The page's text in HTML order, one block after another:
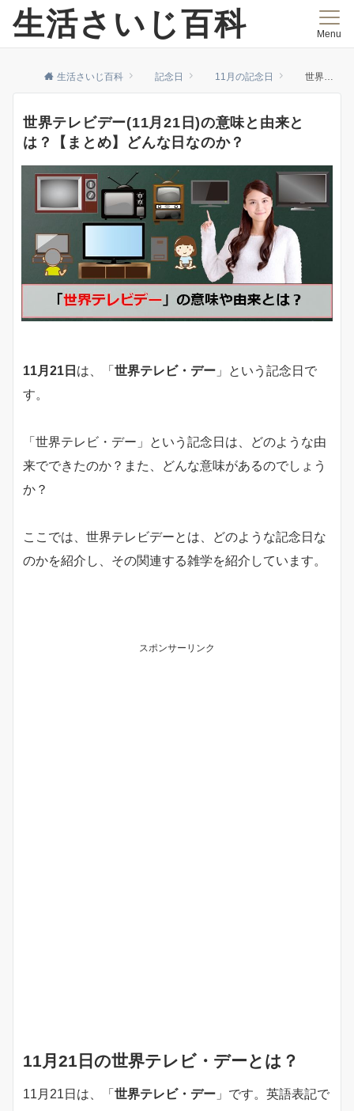
生活さいじ百科 Menu
生活さいじ百科 記念日 11月の記念日 世界テレビデー(11月21日)の意味と由来とは？【まとめ】どんな日なのか？
世界テレビデー(11月21日)の意味と由来と
は？【まとめ】どんな日なのか？
11月21日 は、「 世界テレビ・デー 」という記念日で
す。
「世界テレビ・デー」という記念日は、どのような由
来でできたのか？また、どんな意味があるのでしょう
か？
ここでは、世界テレビデーとは、どのような記念日な
のかを紹介し、その関連する雑学を紹介しています。
スポンサーリンク
11月21日の世界テレビ・デーとは？
11月21日は、「 世界テレビ・デー 」です。英語表記で